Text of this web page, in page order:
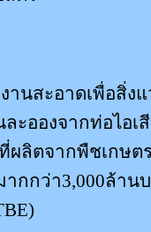
านสะอาดเพื่อสิ่ง
ะอองจากท่อไอเ
ผลิตจากพืชเกษต
ากกว่า3,000ล้า